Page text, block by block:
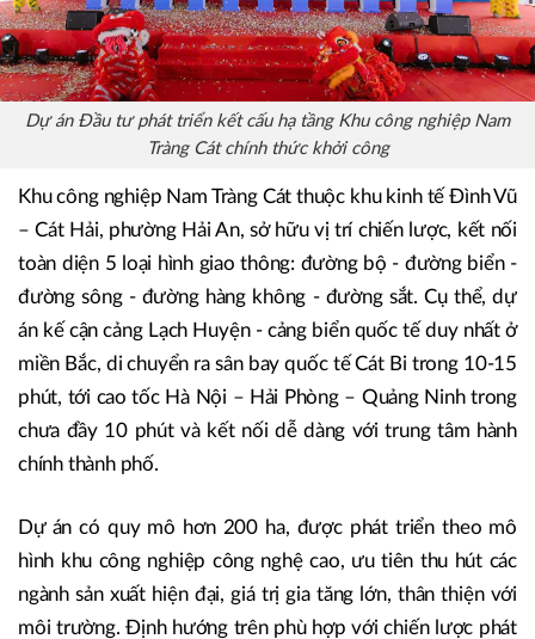
Dự án Đầu tư phát triển kết cấu hạ tầng Khu công nghiệp Nam
Tràng Cát chính thức khởi công
Khu công nghiệp Nam Tràng Cát thuộc khu kinh tế Đình Vũ
– Cát Hải, phường Hải An, sở hữu vị trí chiến lược, kết nối
toàn diện 5 loại hình giao thông: đường bộ - đường biển -
đường sông - đường hàng không - đường sắt. Cụ thể, dự
án kế cận cảng Lạch Huyện - cảng biển quốc tế duy nhất ở
miền Bắc, di chuyển ra sân bay quốc tế Cát Bi trong 10-15
phút, tới cao tốc Hà Nội – Hải Phòng – Quảng Ninh trong
chưa đầy 10 phút và kết nối dễ dàng với trung tâm hành
chính thành phố.
Dự án có quy mô hơn 200 ha, được phát triển theo mô
hình khu công nghiệp công nghệ cao, ưu tiên thu hút các
ngành sản xuất hiện đại, giá trị gia tăng lớn, thân thiện với
môi trường. Định hướng trên phù hợp với chiến lược phát